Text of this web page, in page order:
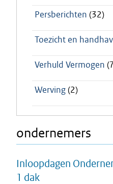
Persberichten (32)
Toezicht en
Verhuld Vermogen
Werving(2)
ondernemers
Inloopdagen
1 dak